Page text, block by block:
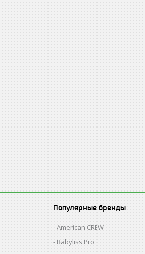
Популярные бренды
American CREW
Babyliss Pro